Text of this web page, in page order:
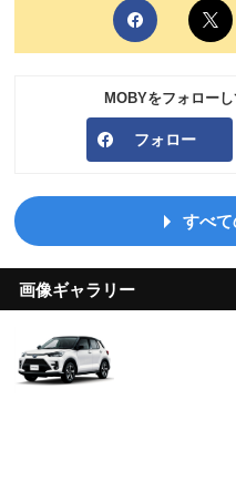
MOBYをフォロー
フォロー
すべ
画像ギャラリー